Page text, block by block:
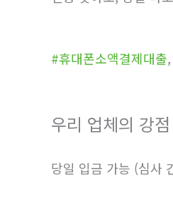
#휴대폰소액결제대출,
우리 업체의 강점
당일 입금 가능 (심사